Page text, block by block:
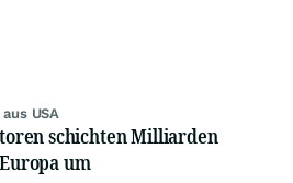
USA
schichten Milliarden
um